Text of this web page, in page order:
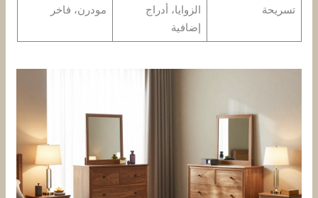
تسريحة
الزوايا، أدراج
إضافية
مودرن، فاخر